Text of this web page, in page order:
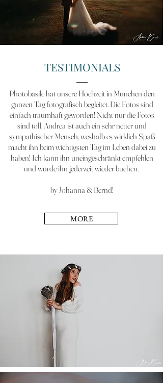
TESTIMONIALS
Photobasile hat unsere Hochzeit in München den
ganzen Tag fotografisch begleitet. Die Fotos sind
einfach traumhaft geworden! Nicht nur die Fotos
sind toll, Andrea ist auch ein sehr netter und
sympathischer Mensch, weshalb es wirklich Spaß
macht ihn beim wichtigsten Tag im Leben dabei zu
haben! Ich kann ihn uneingeschränkt empfehlen
und würde ihn jederzeit wieder buchen.
by Johanna & Bernd!
MORE